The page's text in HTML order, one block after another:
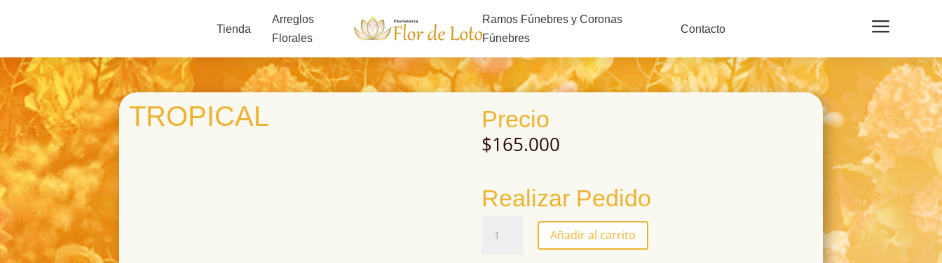
Tienda
Arreglos
Florales
Ramos Fúnebres y Coronas
Fúnebres
Contacto a
TROPICAL Precio
$165.000
Realizar Pedido
cantidad
Añadir al carrito